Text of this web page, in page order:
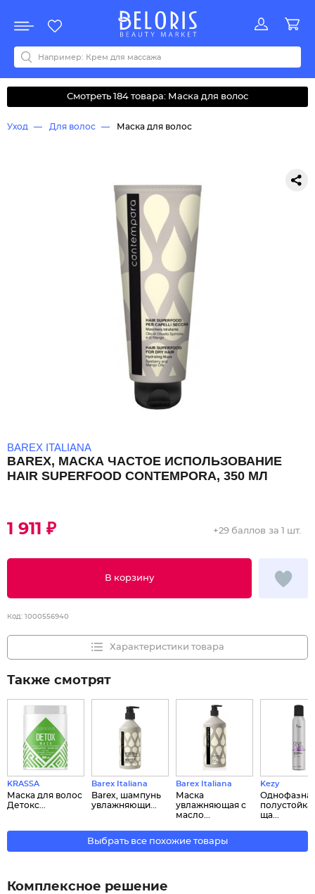
Акции
Все бренды
0-9ABCDEFGHIJKLMNOPQRSTUVWYZАБВДЗИМОКЛНПРСТУФ
Смотреть 184 товара: Маска для волос
Уход Для волос Маска для волос
BAREX ITALIANA
BAREX, МАСКА ЧАСТОЕ ИСПОЛЬЗОВАНИЕ
HAIR SUPERFOOD CONTEMPORA, 350 МЛ
1 911 ₽
В корзину
+29 баллов за 1 шт.
Код: 1000556940
Характеристики товара
Также смотрят
KRASSA
Маска для волос
Детокс...
Barex Italiana
Barex, шампунь
увлажняющи...
Barex Italiana
Маска
увлажняющая с
масло...
Kezy
ща...
Выбрать все похожие товары
Комплексное решение